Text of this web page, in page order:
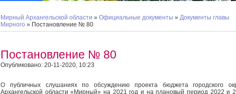
Мирный Архангельской области » Официальные документы » Документы главы
Мирного » Постановление № 80
Постановление № 80
Опубликовано: 20-11-2020, 10:23
О публичных слушаниях по обсуждению проекта бюджета городского
Архангельской области «Мирный» на 2021 год и на плановый период 2022 и